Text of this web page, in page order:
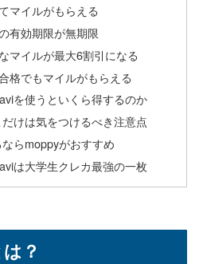
マイルがもらえる
有効期限が無期限
マイルが最大6割引になる
格でもマイルがもらえる
を使うといくら得するのか
けは気をつけるべき注意点
らmoppyがおすすめ
は大学生クレカ最強の一枚
？